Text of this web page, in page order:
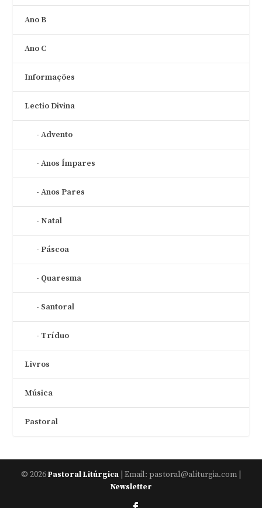
Ano B
Ano C
Informações
Lectio Divina
Advento
Anos Ímpares
Anos Pares
Natal
Páscoa
Quaresma
Santoral
Tríduo
Livros
Música
Pastoral
© 2026Pastoral Litúrgica | Email: pastoral@aliturgia.com |
Newsletter